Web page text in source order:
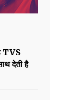
TVS
देती है